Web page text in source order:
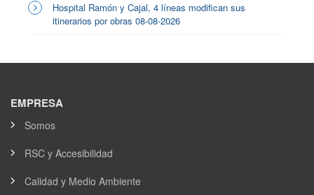
Hospital Ramón y Cajal, 4 líneas modifican sus
itinerarios por obras 08-08-2026
EMPRESA
Somos
RSC y Accesibilidad
Calidad y Medio Ambiente